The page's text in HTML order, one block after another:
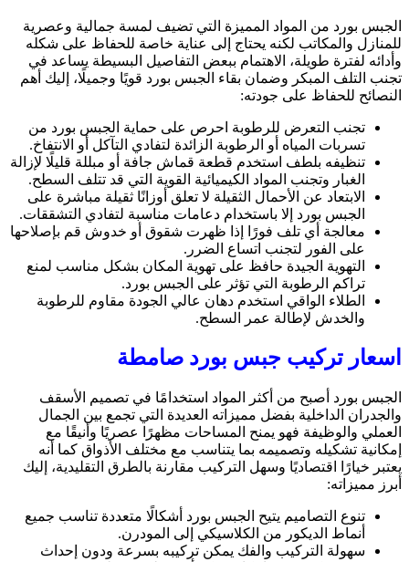
الجبس بورد من المواد المميزة التي تضيف لمسة جمالية وعصرية
للمنازل والمكاتب لكنه يحتاج إلى عناية خاصة للحفاظ على شكله
وأدائه لفترة طويلة، الاهتمام ببعض التفاصيل البسيطة يساعد في
تجنب التلف المبكر وضمان بقاء الجبس بورد قويًا وجميلًا، إليك أهم
النصائح للحفاظ على جودته:
تجنب التعرض للرطوبة احرص على حماية الجبس بورد من
تسربات المياه أو الرطوبة الزائدة لتفادي التآكل أو الانتفاخ.
تنظيفه بلطف استخدم قطعة قماش جافة أو مبللة قليلًا لإزالة
الغبار وتجنب المواد الكيميائية القوية التي قد تتلف السطح.
الابتعاد عن الأحمال الثقيلة لا تعلق أوزانًا ثقيلة مباشرة على
الجبس بورد إلا باستخدام دعامات مناسبة لتفادي التشققات.
معالجة أي تلف فورًا إذا ظهرت شقوق أو خدوش قم بإصلاحها
على الفور لتجنب اتساع الضرر.
التهوية الجيدة حافظ على تهوية المكان بشكل مناسب لمنع
تراكم الرطوبة التي تؤثر على الجبس بورد.
الطلاء الواقي استخدم دهان عالي الجودة مقاوم للرطوبة
والخدش لإطالة عمر السطح.
اسعار تركيب جبس بورد صامطة
الجبس بورد أصبح من أكثر المواد استخدامًا في تصميم الأسقف
والجدران الداخلية بفضل مميزاته العديدة التي تجمع بين الجمال
العملي والوظيفة فهو يمنح المساحات مظهرًا عصريًا وأنيقًا مع
إمكانية تشكيله وتصميمه بما يتناسب مع مختلف الأذواق كما أنه
يعتبر خيارًا اقتصاديًا وسهل التركيب مقارنة بالطرق التقليدية، إليك
أبرز مميزاته:
تنوع التصاميم يتيح الجبس بورد أشكالًا متعددة تناسب جميع
أنماط الديكور من الكلاسيكي إلى المودرن.
سهولة التركيب والفك يمكن تركيبه بسرعة ودون إحداث